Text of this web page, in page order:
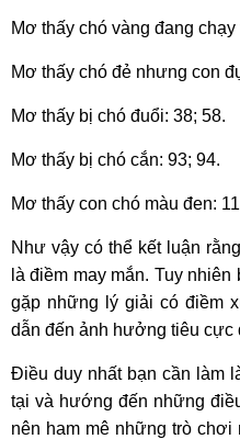
Mơ thấy chó vàng đang
Mơ thấy chó đẻ nhưng con
Mơ thấy bị chó đuổi: 38; 58.
Mơ thấy bị chó cắn: 93; 94.
Mơ thấy con chó màu đen:
Như vậy có thể kết luận
là điềm may mắn. Tuy
gặp những lý giải có điềm
dẫn đến ảnh hưởng tiêu cực
Điều duy nhất bạn cần làm
tại và hướng đến những
nên ham mê những trò chơi